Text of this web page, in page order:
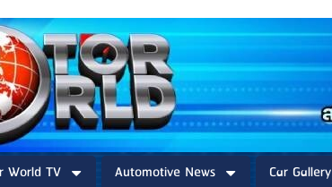
World TV Automotive News Car Gallery